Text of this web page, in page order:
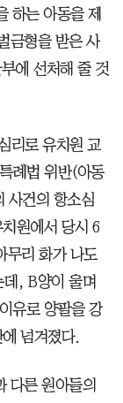
하는 아동을 제
금형을 받은 사
에 선처해 줄 것
리로 유치원 교
례법 위반(아동
사건의 항소심
원에서 당시 6
무리 화가 나도
, B양이 울며
유로 양팔을 강
넘겨졌다.
다른 원아들의